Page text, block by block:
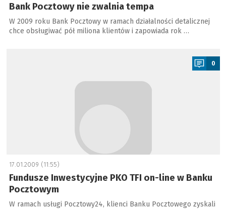
Bank Pocztowy nie zwalnia tempa
W 2009 roku Bank Pocztowy w ramach działalności detalicznej
chce obsługiwać pół miliona klientów i zapowiada rok …
0
17.01.2009 (11:55)
Fundusze Inwestycyjne PKO TFI on-line w Banku
Pocztowym
W ramach usługi Pocztowy24, klienci Banku Pocztowego zyskali